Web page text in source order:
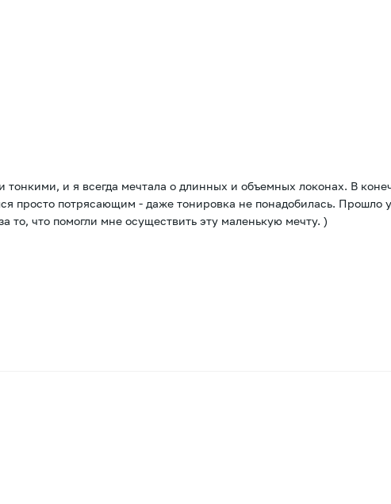
и я всегда мечтала о длинных и объемных локонах. В
просто потрясающим - даже тонировка не понадобилась.
то, что помогли мне осуществить эту маленькую мечту. )